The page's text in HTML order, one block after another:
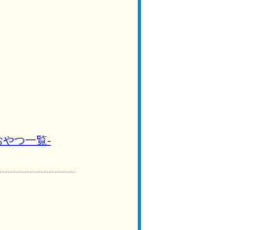
やつ一覧-